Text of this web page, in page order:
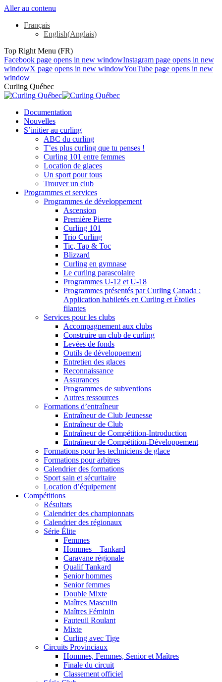
Aller au contenu
Français
English(Anglais)
Top Right Menu (FR)
Facebook page opens in new windowInstagram page opens in new
windowX page opens in new windowYouTube page opens in new
window
Curling Québec
Documentation
Nouvelles
S’initier au curling
ABC du curling
T’es plus curling que tu penses !
Curling 101 entre femmes
Location de glaces
Un sport pour tous
Trouver un club
Programmes et services
Programmes de développement
Ascension
Première Pierre
Curling 101
Trio Curling
Tic, Tap & Toc
Blizzard
Curling en gymnase
Le curling parascolaire
Programmes U-12 et U-18
Programmes présentés par Curling Canada :
Application habiletés en Curling et Étoiles
filantes
Services pour les clubs
Accompagnement aux clubs
Construire un club de curling
Levées de fonds
Outils de développement
Entretien des glaces
Reconnaissance
Assurances
Programmes de subventions
Autres ressources
Formations d’entraîneur
Entraîneur de Club Jeunesse
Entraîneur de Club
Entraîneur de Compétition-Introduction
Entraîneur de Compétition-Développement
Formations pour les techniciens de glace
Formations pour arbitres
Calendrier des formations
Sport sain et sécuritaire
Location d’équipement
Compétitions
Résultats
Calendrier des championnats
Calendrier des régionaux
Série Élite
Femmes
Hommes – Tankard
Caravane régionale
Qualif Tankard
Senior hommes
Senior femmes
Double Mixte
Maîtres Masculin
Maîtres Féminin
Fauteuil Roulant
Mixte
Curling avec Tige
Circuits Provinciaux
Hommes, Femmes, Senior et Maîtres
Finale du circuit
Classement officiel